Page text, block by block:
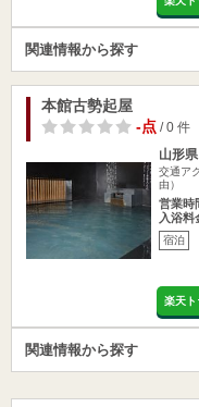
関連情報から探す
本館古勢起屋
-点/ 0 件
山形
交通ア
由）
営業時
入浴料
宿泊
楽天ト
関連情報から探す